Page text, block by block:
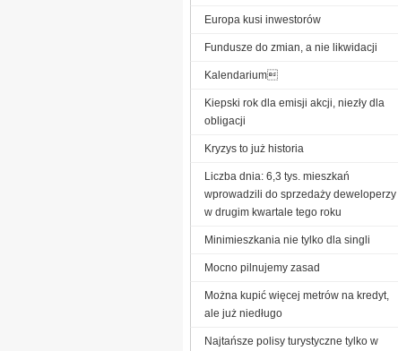
Europa kusi inwestorów
Fundusze do zmian, a nie likwidacji
Kalendarium
Kiepski rok dla emisji akcji, niezły dla
obligacji
Kryzys to już historia
Liczba dnia: 6,3 tys. mieszkań
wprowadzili do sprzedaży deweloperzy
w drugim kwartale tego roku
Minimieszkania nie tylko dla singli
Mocno pilnujemy zasad
Można kupić więcej metrów na kredyt,
ale już niedługo
Najtańsze polisy turystyczne tylko w